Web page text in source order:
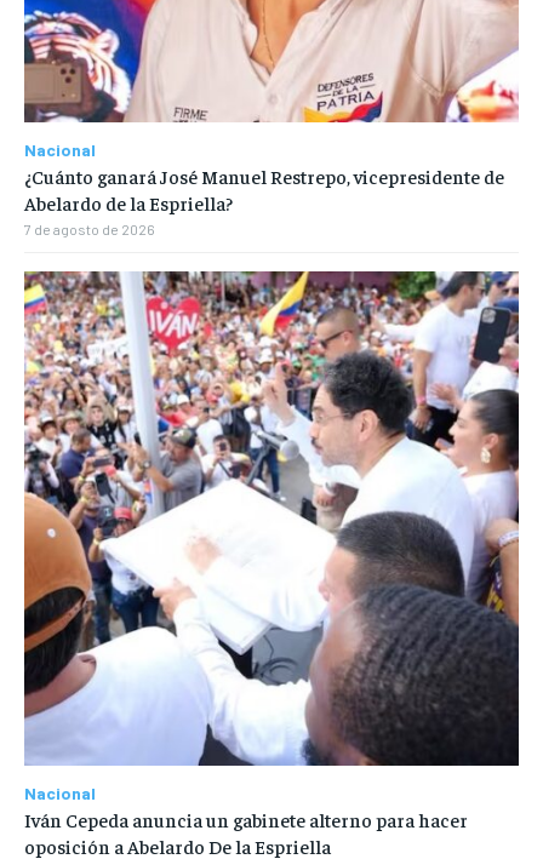
Nacional
¿Cuánto ganará José Manuel Restrepo, vicepresidente de
Abelardo de la Espriella?
7 de agosto de 2026
Nacional
Iván Cepeda anuncia un gabinete alterno para hacer
oposición a Abelardo De la Espriella